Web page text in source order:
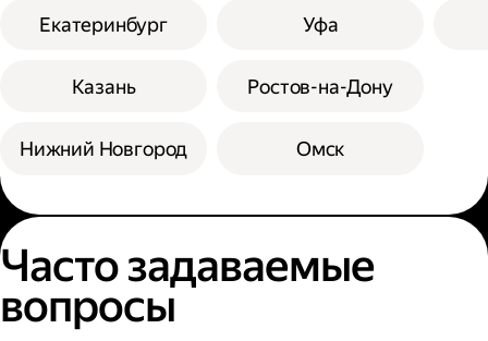
Екатеринбург
Казань
Нижний Новгород
Уфа
Ростов-на-Дону
Омск
Часто задаваемые
вопросы